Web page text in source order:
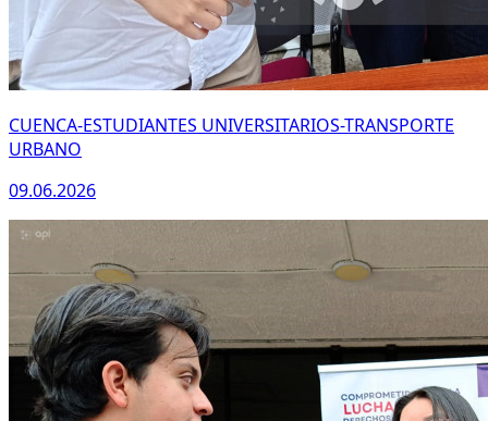
CUENCA-ESTUDIANTES UNIVERSITARIOS-TRANSPORTE
URBANO
09.06.2026